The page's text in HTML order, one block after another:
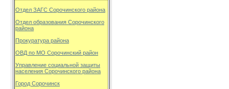
Отдел ЗАГС Сорочинского района
Отдел образования Сорочинского
района
Прокуратура района
ОВД по МО Сорочинский район
Управление социальной защиты
населения Сорочинского района
Город Сорочинск